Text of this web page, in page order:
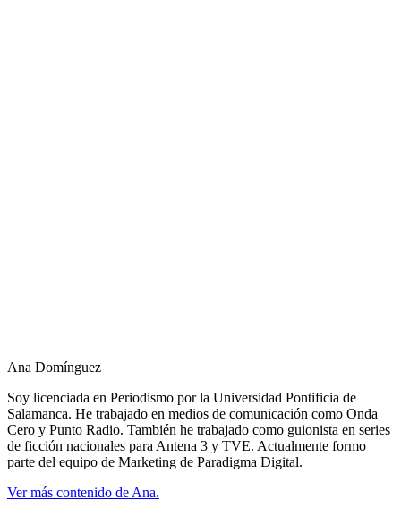
Ana Domínguez
Soy licenciada en Periodismo por la Universidad Pontificia de
Salamanca. He trabajado en medios de comunicación como Onda
Cero y Punto Radio. También he trabajado como guionista en series
de ficción nacionales para Antena 3 y TVE. Actualmente formo
parte del equipo de Marketing de Paradigma Digital.
Ver más contenido de Ana.